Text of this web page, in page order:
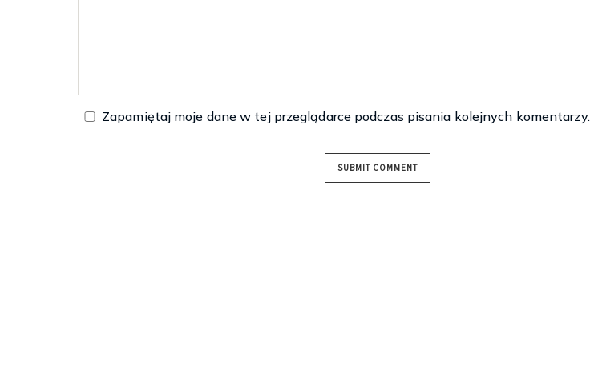
Zapamiętaj moje dane w tej przeglądarce podczas pisania kolejnych komentarzy.